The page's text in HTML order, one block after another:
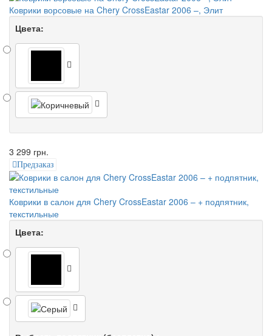
Коврики ворсовые на Chery CrossEastar 2006 –, Элит
Цвета:
3 299 грн.
Предзаказ
Коврики в салон для Chery CrossEastar 2006 – + подпятник,
текстильные
Цвета: